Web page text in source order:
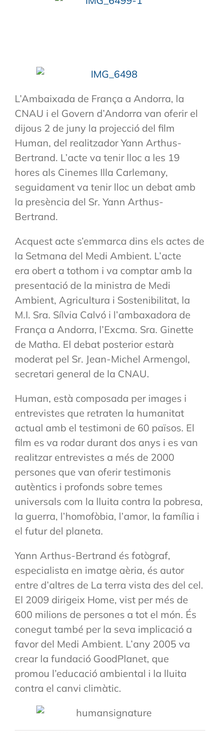
L’Ambaixada de França a Andorra, la
CNAU i el Govern d’Andorra van oferir el
dijous 2 de juny la projecció del film
Human, del realitzador Yann Arthus-
Bertrand. L’acte va tenir lloc a les 19
hores als Cinemes Illa Carlemany,
seguidament va tenir lloc un debat amb
la presència del Sr. Yann Arthus-
Bertrand.
Acquest acte s’emmarca dins els actes de
la Setmana del Medi Ambient. L’acte
era obert a tothom i va comptar amb la
presentació de la ministra de Medi
Ambient, Agricultura i Sostenibilitat, la
M.I. Sra. Sílvia Calvó i l’ambaxadora de
França a Andorra, l’Excma. Sra. Ginette
de Matha. El debat posterior estarà
moderat pel Sr. Jean-Michel Armengol,
secretari general de la CNAU.
Human, està composada per images i
entrevistes que retraten la humanitat
actual amb el testimoni de 60 països. El
film es va rodar durant dos anys i es van
realitzar entrevistes a més de 2000
persones que van oferir testimonis
autèntics i profonds sobre temes
universals com la lluita contra la pobresa,
la guerra, l’homofòbia, l’amor, la família i
el futur del planeta.
Yann Arthus-Bertrand és fotògraf,
especialista en imatge aèria, és autor
entre d’altres de La terra vista des del cel.
El 2009 dirigeix Home, vist per més de
600 milions de persones a tot el món. És
conegut també per la seva implicació a
favor del Medi Ambient. L’any 2005 va
crear la fundació GoodPlanet, que
promou l’educació ambiental i la lluita
contra el canvi climàtic.